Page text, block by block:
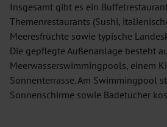
Insgesamt gibt es ein
Themenrestaurants (Sushi,
Meeresfrüchte sowie typische
Die gepflegte Außenanlage besteht
Meerwasserswimmingpools, einem
Sonnenterrasse. Am Swimmingpool
Sonnenschirme sowie Badetücher